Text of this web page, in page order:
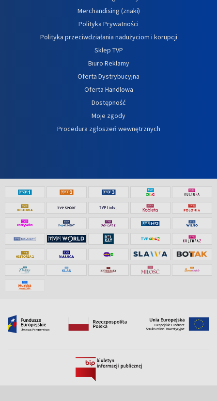
Merchandising (znaki)
Polityka Prywatności
Polityka przeciwdziałania nadużyciom i korupcji
Sklep TVP
Biuro Reklamy
Oferta Dystrybucyjna
Oferta Handlowa
Dostępność
Moje zgody
Procedura zgłoszeń wewnętrznych